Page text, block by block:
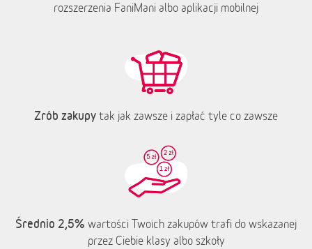
rozszerzenia FaniMani albo aplikacji mobilnej
Zrób zakupy tak jak zawsze i zapłać tyle co zawsze
Średnio 2,5% wartości Twoich zakupów trafi do wskazanej
przez Ciebie klasy albo szkoły